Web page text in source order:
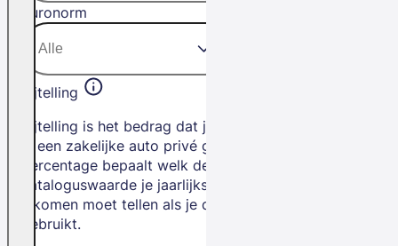
Euronorm
Bijtelling
Bijtelling is het bedrag dat je betaalt als
je een zakelijke auto privé gebruikt. Het
percentage bepaalt welk deel van de
cataloguswaarde je jaarlijks bij je
inkomen moet tellen als je de auto privé
gebruikt.